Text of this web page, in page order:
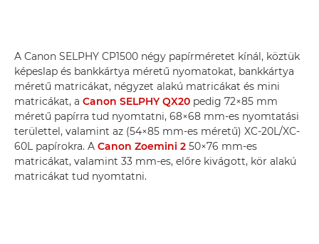
A Canon SELPHY CP1500 négy papírméretet kínál, köztük
képeslap és bankkártya méretű nyomatokat, bankkártya
méretű matricákat, négyzet alakú matricákat és mini
matricákat, a Canon SELPHY QX20 pedig 72×85 mm
méretű papírra tud nyomtatni, 68×68 mm-es nyomtatási
területtel, valamint az (54×85 mm-es méretű) XC-20L/XC-
60L papírokra. A Canon Zoemini 2 50×76 mm-es
matricákat, valamint 33 mm-es, előre kivágott, kör alakú
matricákat tud nyomtatni.